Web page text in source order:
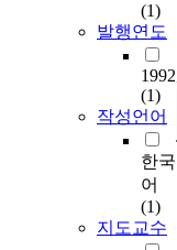
(1)
발행연도
1992
(1)
작성언어
한국
어
(1)
지도교수